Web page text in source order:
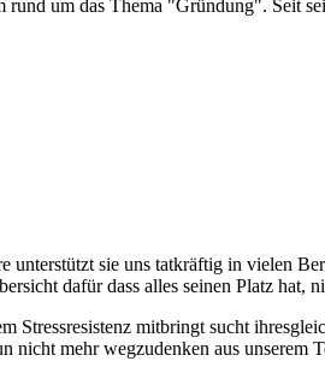
um das Thema "Gründung". Seit
sie uns tatkräftig in vielen
dafür dass alles seinen Platz hat,
mitbringt sucht
nicht mehr wegzudenken aus